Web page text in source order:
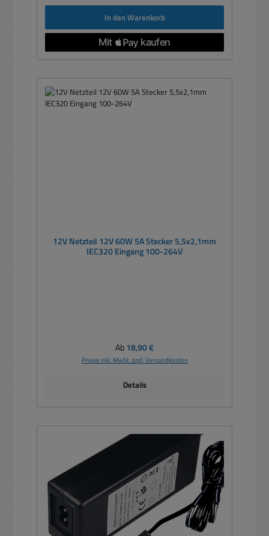
In den Warenkorb
12V Netzteil 12V 60W 5A Stecker 5,5x2,1mm
IEC320 Eingang 100-264V
Regulärer Preis:
Ab18,90 €
Preise inkl. MwSt. zzgl. Versandkosten
Details